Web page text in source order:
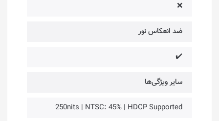
❌
ضد انعکاس نور
✔️
سایر ویژگی‌ها
250nits | NTSC: 45% | HDCP Supported